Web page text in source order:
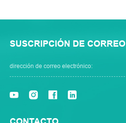
SUSCRIPCIÓN DE CORREO